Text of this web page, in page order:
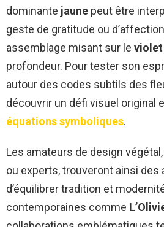
dominante jaune peut être
geste de gratitude ou
assemblage misant sur le violet
profondeur. Pour tester son
autour des codes subtils des
découvrir un défi visuel original
équations symboliques.
Les amateurs de design
ou experts, trouveront ainsi
d’équilibrer tradition et
contemporaines comme